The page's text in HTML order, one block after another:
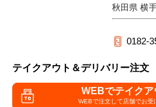
秋田県 横
0182-
テイクアウト＆デリバリー注文
WEBでテイクア
WEBで注文して店舗でお受